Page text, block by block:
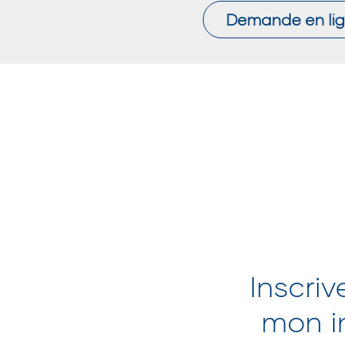
Demande en
mon